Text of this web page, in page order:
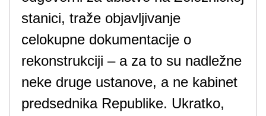
stanici, traže objavljivanje
celokupne dokumentacije o
rekonstrukciji – a za to su nadležne
neke druge ustanove, a ne kabinet
predsednika Republike. Ukratko,